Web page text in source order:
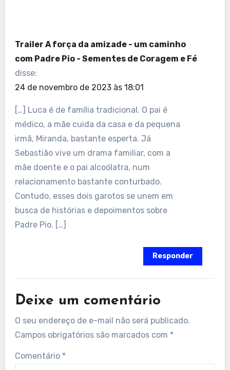
Trailer A força da amizade - um caminho
com Padre Pio - Sementes de Coragem e Fé
disse:
24 de novembro de 2023 às 18:01
[…] Luca é de família tradicional. O pai é
médico, a mãe cuida da casa e da pequena
irmã, Miranda, bastante esperta. Já
Sebastião vive um drama familiar, com a
mãe doente e o pai alcoólatra, num
relacionamento bastante conturbado.
Contudo, esses dois garotos se unem em
busca de histórias e depoimentos sobre
Padre Pio. […]
Responder
Deixe um comentário
O seu endereço de e-mail não será publicado.
Campos obrigatórios são marcados com *
Comentário *